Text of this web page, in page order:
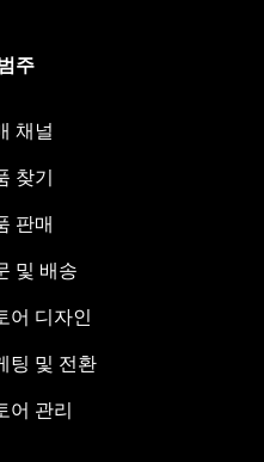
주
채널
찾기
판매
및 배송
어 디자인
팅 및 전환
어 관리